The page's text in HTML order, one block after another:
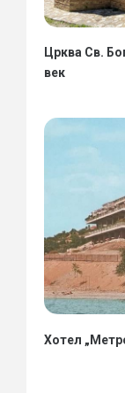
Црква Св.
век
Хотел